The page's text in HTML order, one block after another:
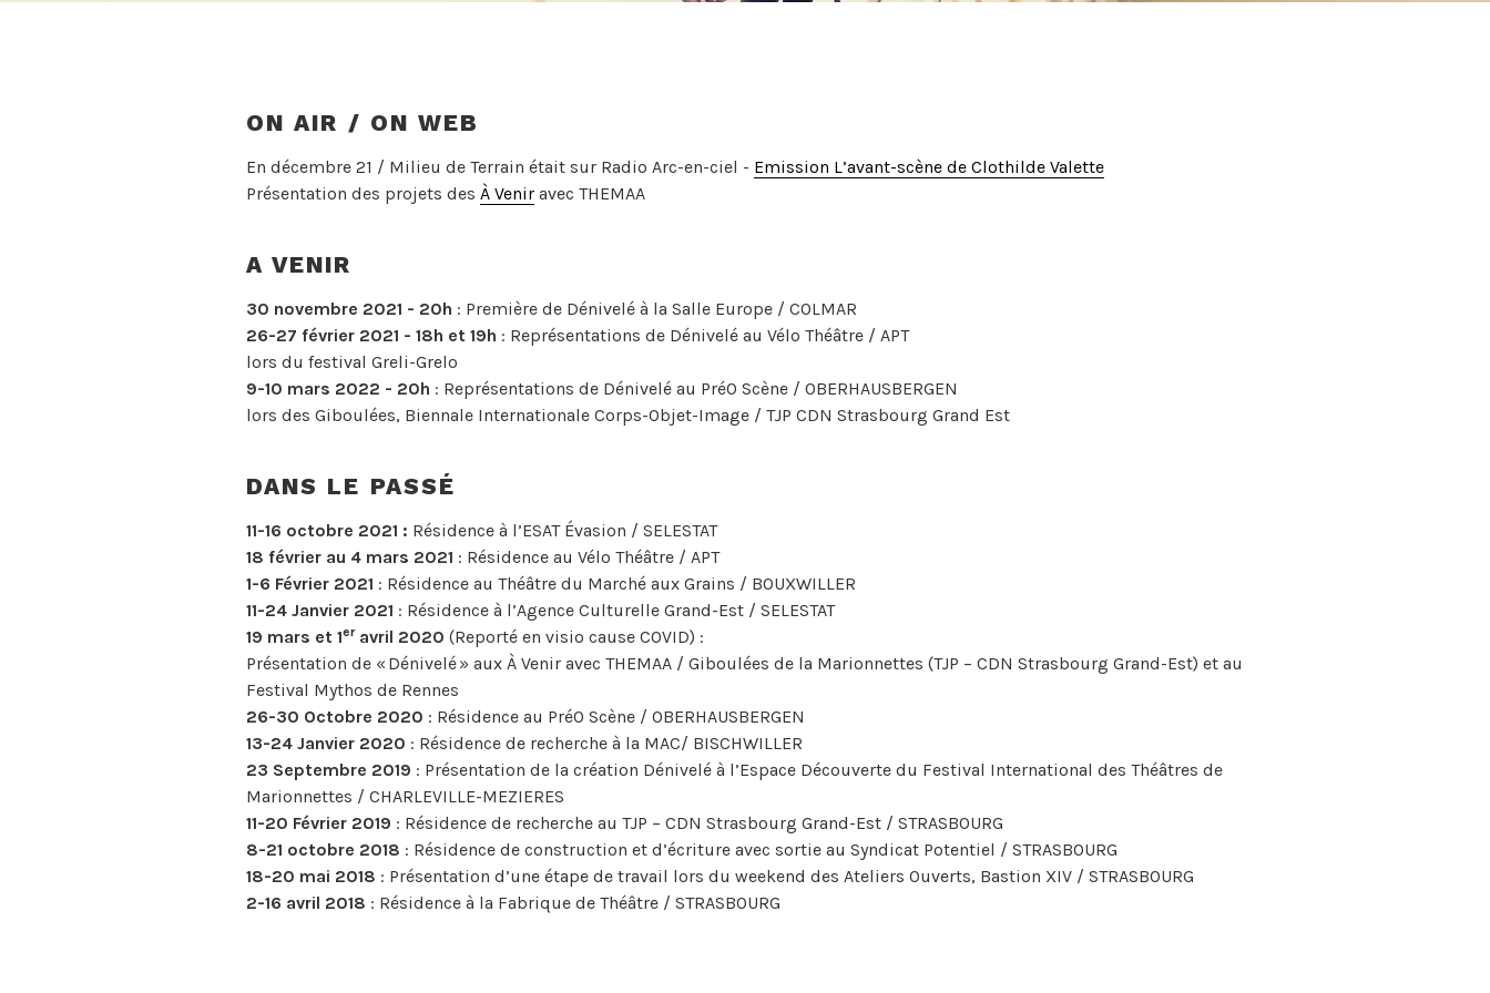
ON AIR / ON WEB
En décembre 21 / Milieu de Terrain était sur Radio Arc-en-ciel - Emission L’avant-scène de Clothilde Valette
Présentation des projets des À Venir avec THEMAA
A VENIR
30 novembre 2021 - 20h : Première de Dénivelé à la Salle Europe / COLMAR
26-27 février 2021 - 18h et 19h : Représentations de Dénivelé au Vélo Théâtre / APT
lors du festival Greli-Grelo
9-10 mars 2022 - 20h : Représentations de Dénivelé au PréO Scène / OBERHAUSBERGEN
lors des Giboulées, Biennale Internationale Corps-Objet-Image / TJP CDN Strasbourg Grand Est
DANS LE PASSÉ
11-16 octobre 2021 : Résidence à l’ESAT Évasion / SELESTAT
18 février au 4 mars 2021 : Résidence au Vélo Théâtre / APT
1-6 Février 2021 : Résidence au Théâtre du Marché aux Grains / BOUXWILLER
11-24 Janvier 2021 : Résidence à l’Agence Culturelle Grand-Est / SELESTAT
19 mars et 1eravril 2020 (Reporté en visio cause COVID) :
Présentation de « Dénivelé » aux À Venir avec THEMAA / Giboulées de la Marionnettes (TJP – CDN Strasbourg Grand-Est) et au
Festival Mythos de Rennes
26-30 Octobre 2020 : Résidence au PréO Scène / OBERHAUSBERGEN
13-24 Janvier 2020 : Résidence de recherche à la MAC/ BISCHWILLER
23 Septembre 2019 : Présentation de la création Dénivelé à l’Espace Découverte du Festival International des Théâtres de
Marionnettes / CHARLEVILLE-MEZIERES
11-20 Février 2019 : Résidence de recherche au TJP – CDN Strasbourg Grand-Est / STRASBOURG
8-21 octobre 2018 : Résidence de construction et d’écriture avec sortie au Syndicat Potentiel / STRASBOURG
18-20 mai 2018 : Présentation d’une étape de travail lors du weekend des Ateliers Ouverts, Bastion XIV / STRASBOURG
2-16 avril 2018 : Résidence à la Fabrique de Théâtre / STRASBOURG